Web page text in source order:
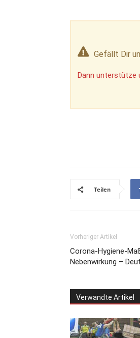
Gefällt Dir
Dann unterstütze
Teilen
Vorheriger Artikel
Corona-Hygiene-
Nebenwirkung –
Verwandte Artikel